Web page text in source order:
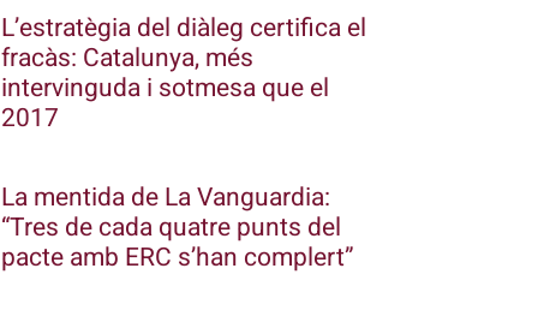
L’estratègia del diàleg certifica el
fracàs: Catalunya, més
intervinguda i sotmesa que el
2017
La mentida de La Vanguardia:
“Tres de cada quatre punts del
pacte amb ERC s’han complert”